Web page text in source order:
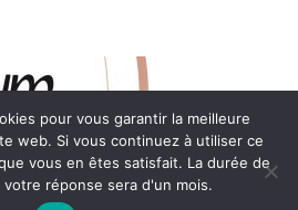
pour vous garantir la meilleure
web. Si vous continuez à utiliser ce
vous en êtes satisfait. La durée de
réponse sera d'un mois.